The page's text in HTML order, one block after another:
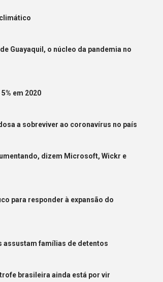
Guayaquil, o núcleo da pandemia no
em 2020
a sobreviver ao coronavírus no país
dizem Microsoft, Wickr e
para responder à expansão do
assustam famílias de detentos
brasileira ainda está por vir